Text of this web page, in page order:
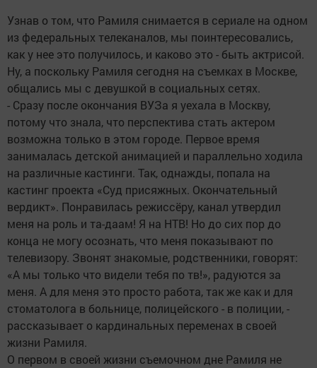
Узнав о том, что Рамиля снимается в сериале на одном
из федеральных телеканалов, мы поинтересовались,
как у нее это получилось, и каково это - быть актрисой.
Ну, а поскольку Рамиля сегодня на съемках в Москве,
общались мы с девушкой в социальных сетях.
- Сразу после окончания ВУЗа я уехала в Москву,
потому что знала, что перспектива стать актером
возможна только в этом городе. Первое время
занималась детской анимацией и параллельно ходила
на различные кастинги. Так, однажды, попала на
кастинг проекта «Суд присяжных. Окончательный
вердикт». Понравилась режиссёру, канал утвердил
меня на роль и та-даам! Я на НТВ! Но до сих пор до
конца не могу осознать, что меня показывают по
телевизору. Звонят знакомые, родственники, говорят:
«А мы только что видели тебя по тв!», радуются за
меня. А для меня это просто работа, так же как и для
стоматолога в больнице, полицейского - в полиции, -
рассказывает о кардинальных переменах в своей
жизни Рамиля.
О первом в своей жизни съемочном дне Рамиля не